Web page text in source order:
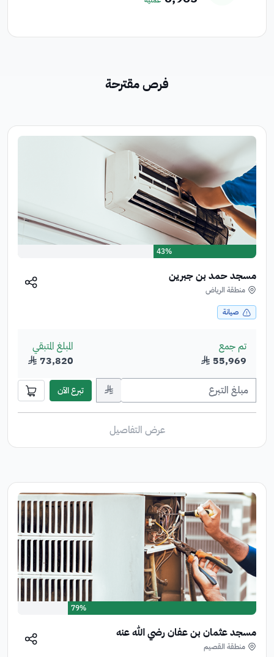
فرص مقترحة
43%
مسجد حمد بن جبرين
منطقة الرياض
صيانة
تم جمع
55,969﷼
المبلغ المتبقي
73,820﷼
﷼
تبرع الآن
عرض التفاصيل
79%
مسجد عثمان بن عفان رضي الله عنه
منطقة القصيم